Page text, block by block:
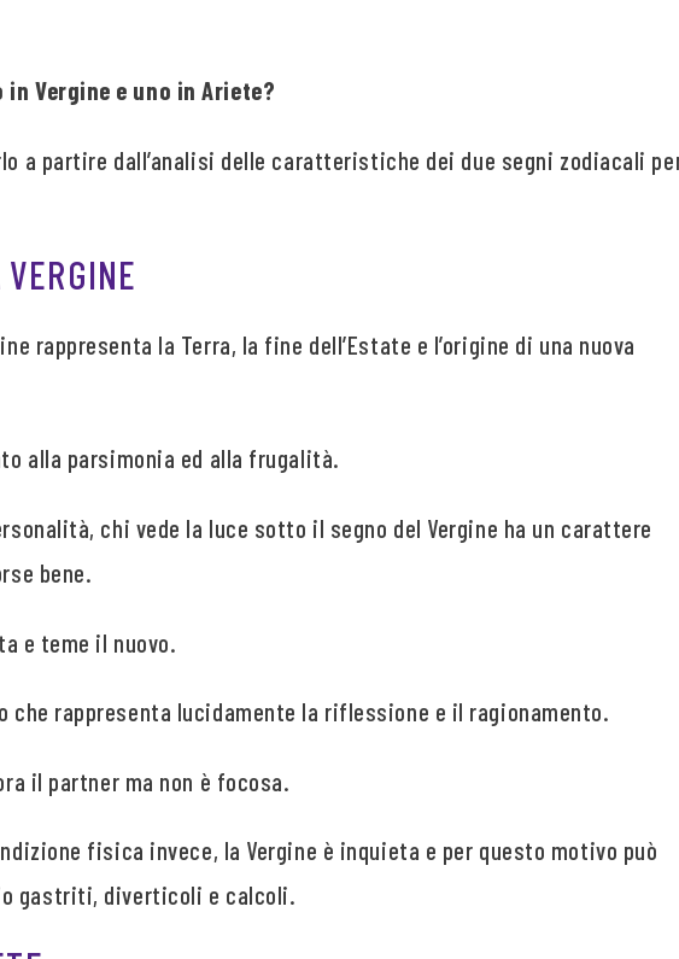
Vergine e uno in Ariete?
a partire dall’analisi delle caratteristiche dei due segni zodiacali
rappresenta la Terra, la fine dell’Estate e l’origine di una nuova
alla parsimonia ed alla frugalità.
chi vede la luce sotto il segno del Vergine ha un carattere
bene.
e teme il nuovo.
che rappresenta lucidamente la riflessione e il ragionamento.
il partner ma non è focosa.
fisica invece, la Vergine è inquieta e per questo motivo può
gastriti, diverticoli e calcoli.